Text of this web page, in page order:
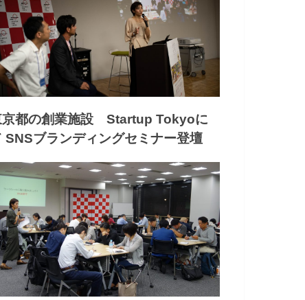
京都の創業施設 Startup Tokyoに
SNSブランディングセミナー登壇